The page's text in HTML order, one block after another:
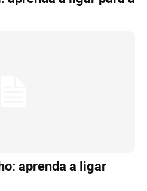
aprenda a ligar